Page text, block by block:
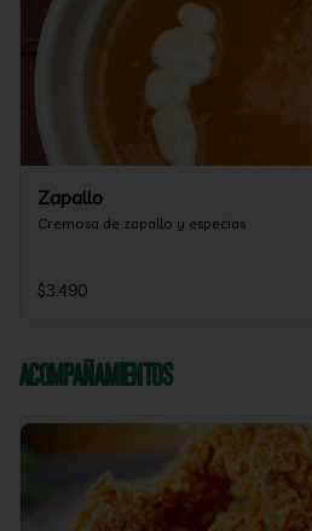
Zapallo
Cremosa de zapallo y especias
$3.490
Acompañamientos